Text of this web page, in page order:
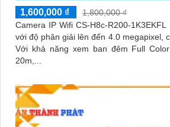
1,600,000 ₫
1,800,000 ₫
Camera IP Wifi CS-H8c-R200-
với độ phân giải lên đến 4.0 megapixel,
Với khả năng xem ban đêm Full
20m,...